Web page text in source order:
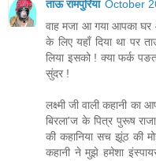
ताऊ रामपुरिया October
वाह मजा आ गया आपका
के लिए यहाँ दिया था पर
लिया इसको ! क्या फर्क
सुंदर !
लक्ष्मी जी वाली कहानी
बिरला'ज के पित्र पुरूष
की कहानिया सच झूंठ की
कहानी ने मुझे हमेशा